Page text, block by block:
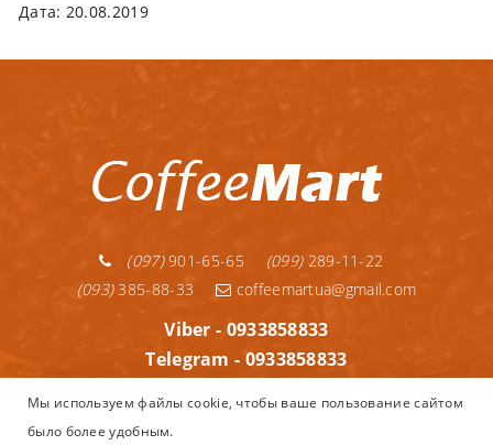
Дата: 20.08.2019
(097)901-65-65 (099)289-11-22
(093)385-88-33 coffeemartua@gmail.com
Viber - 0933858833
Telegram - 0933858833
WhatsApp - 0933858833
Мы используем файлы cookie, чтобы ваше пользование сайтом
было более удобным.